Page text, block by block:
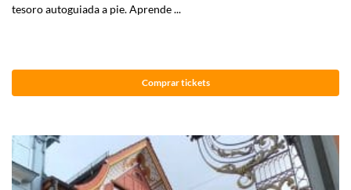
tesoro autoguiada a pie. Aprende ...
Comprar tickets